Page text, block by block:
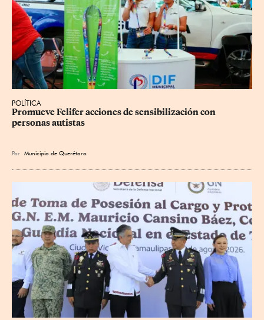
POLÍTICA
Promueve Felifer acciones de sensibilización con
personas autistas
Por Municipio de Querétaro